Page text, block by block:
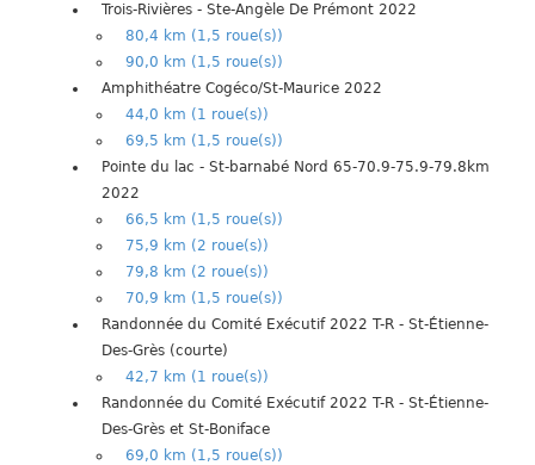
Trois-Rivières - Ste-Angèle De Prémont 2022
80,4 km (1,5 roue(s))
90,0 km (1,5 roue(s))
Amphithéatre Cogéco/St-Maurice 2022
44,0 km (1 roue(s))
69,5 km (1,5 roue(s))
Pointe du lac - St-barnabé Nord 65-70.9-75.9-79.8km
2022
66,5 km (1,5 roue(s))
75,9 km (2 roue(s))
79,8 km (2 roue(s))
70,9 km (1,5 roue(s))
Randonnée du Comité Exécutif 2022 T-R - St-Étienne-
Des-Grès (courte)
42,7 km (1 roue(s))
Randonnée du Comité Exécutif 2022 T-R - St-Étienne-
Des-Grès et St-Boniface
69,0 km (1,5 roue(s))